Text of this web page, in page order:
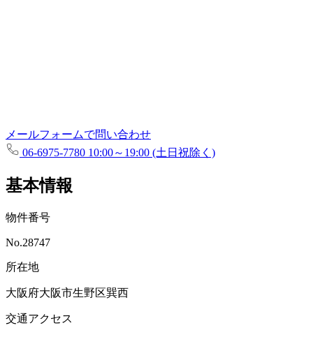
メールフォームで問い合わせ
06-6975-7780 10:00～19:00 (土日祝除く)
基本情報
物件番号
No.28747
所在地
大阪府大阪市生野区巽西
交通アクセス